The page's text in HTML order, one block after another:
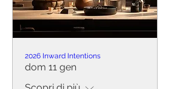
2026 Inward Intentions
dom 11 gen